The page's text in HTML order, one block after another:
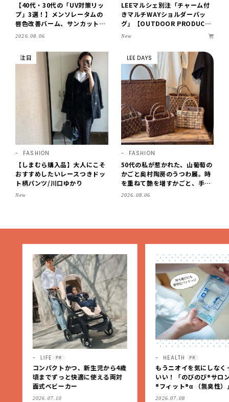
【40代・30代の「UV対策リッ
プ」3選！】メンソレータムの
唇色改善バーム、サンカットな
どを「夏の紫外線対策」に愛用
スメ・2026】
2026.08.06
LEEマルシェ別注「チャーム付
きマルチWAYショルダーバッ
グ」【OUTDOOR PRODUCT
S ×LEE100人隊】第3弾はリッ
New
注目
FASHION
【しまむら購入品】大人にこそ
おすすめしたいレースつきドッ
ト柄パンツ/川口ゆかり
New
LEE DAYS
FASHION
50代の私が惹かれた、山葡萄の
かごと奥村陶房のうつわ展。時
を重ねて艶を増すかごと、手仕
事の美しさに出会いました。
2026.08.06
LIFE PR
コンパクトかつ、新生児から4歳
頃までずっと快適に使える両対
面式ベビーカー
2026.07.10
HEALTH PR
もうニオイを気にしなくっ
いい！「のびのび®サロン
®フィット®α （無臭性）」
肩こりや足腰のダルさを出
2026.07.08